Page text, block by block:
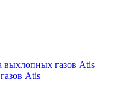
выхлопных газов Atis
Atis